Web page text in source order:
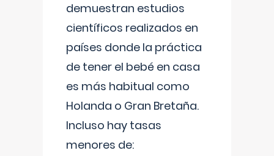
demuestran estudios
científicos realizados en
países donde la práctica
de tener el bebé en casa
es más habitual como
Holanda o Gran Bretaña.
Incluso hay tasas
menores de: